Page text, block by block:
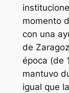
momento
con una
de
época (de
mantuvo
igual que